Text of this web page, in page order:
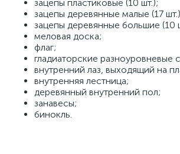
зацепы пластиковые (10 шт.);
зацепы деревянные малые (17
зацепы деревянные большие (10
меловая доска;
флаг;
гладиаторские разноуровневые
внутренний лаз, выходящий на
внутренняя лестница;
деревянный внутренний пол;
занавесы;
бинокль.